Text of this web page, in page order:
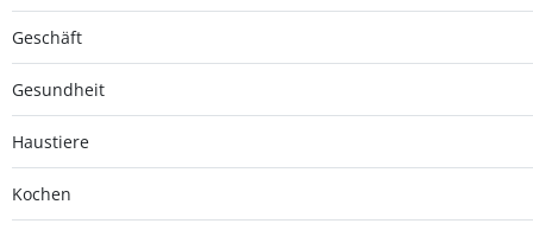
Geschäft
Gesundheit
Haustiere
Kochen